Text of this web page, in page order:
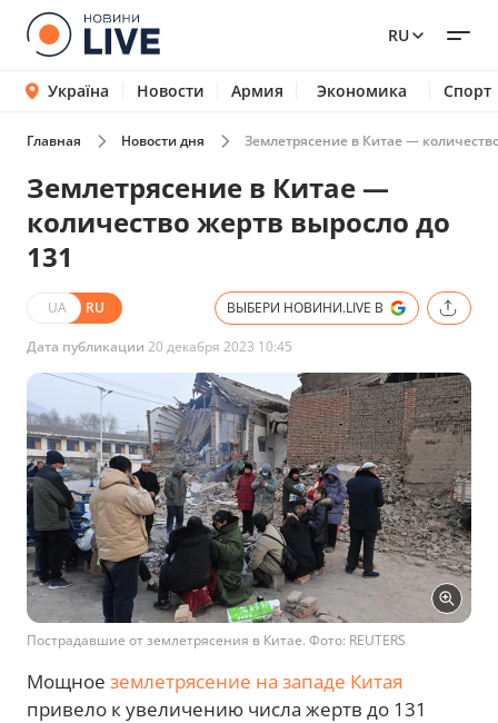
RU
Україна Новости Армия Экономика Спорт
Главная Новости дня Землетрясение в Китае —
Землетрясение в Китае —
количество жертв выросло до
131
UA RU ВЫБЕРИ НОВИНИ.LIVE В
Дата публикации 20 декабря 2023 10:45
Пострадавшие от землетрясения в Китае. Фото: REUTERS
Мощное землетрясение на западе Китая
привело к увеличению числа жертв до 131